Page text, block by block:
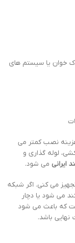
خوان یا سیستم های
هزینه نصب کمتر می
لوله گذاری و
ایرانی می شود.
می کنی. اگر شبکه
می شود یا دچار
که باعث می شود
باشد.